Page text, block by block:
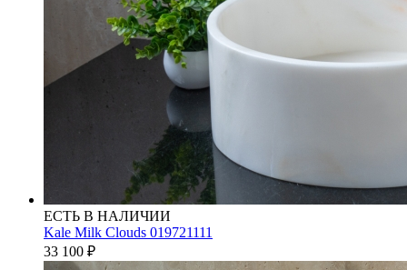
ЕСТЬ В НАЛИЧИИ
Kale Milk Clouds 019721111
33 100 ₽